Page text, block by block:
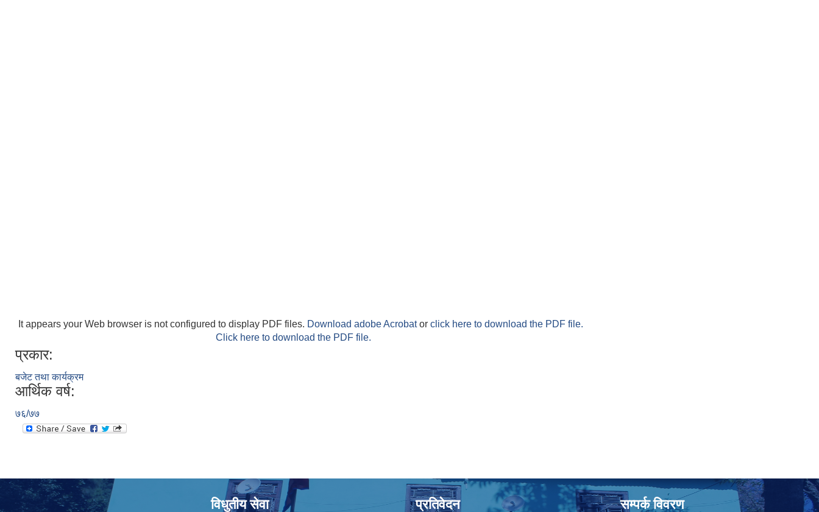
It appears your Web browser is not configured to display PDF files. Download adobe Acrobator click here to download the PDF file.
Click here to download the PDF file.
प्रकार:
बजेट तथा कार्यक्रम
आर्थिक वर्ष:
७६/७७
विधुतीय सेवा प्रतिवेदन सम्पर्क विवरण